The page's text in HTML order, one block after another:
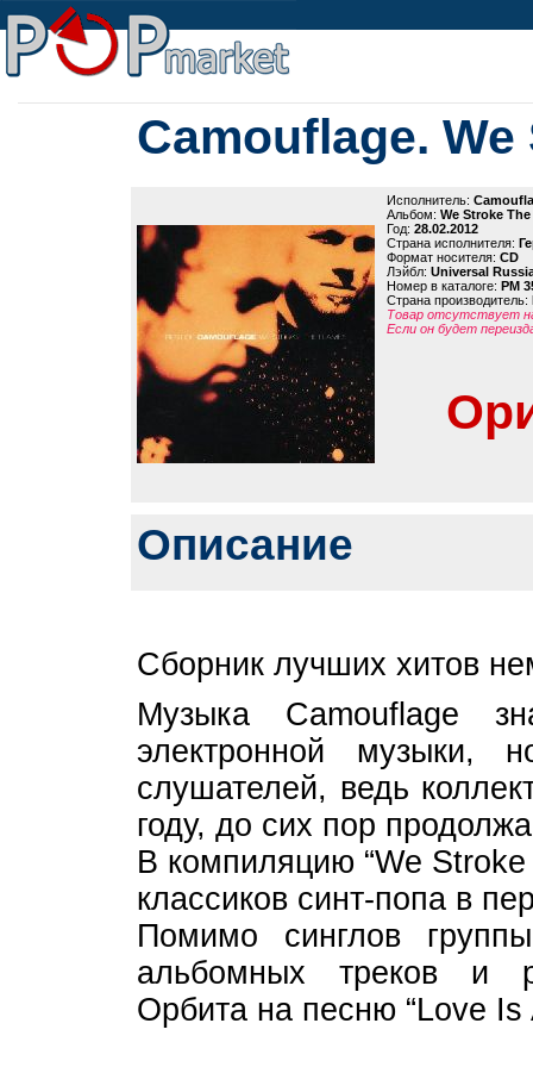
Camouflage.
Исполнитель:
Альбом: We Stroke
Год: 28.02.2012
Страна исполнителя:
Формат носителя: CD
Лэйбл: Universal
Номер в каталоге: PM
Страна производитель:
Товар отсутствует
Если он будет
Описание
Сборник лучших хитов
Музыка Camouflage
электронной музыки,
слушателей, ведь
году, до сих пор
В компиляцию “We
классиков синт-попа в
Помимо синглов
альбомных треков и
Орбита на песню “Love Is